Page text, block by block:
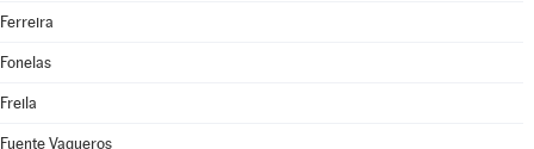
Ferreira
Fonelas
Freila
Fuente Vaqueros